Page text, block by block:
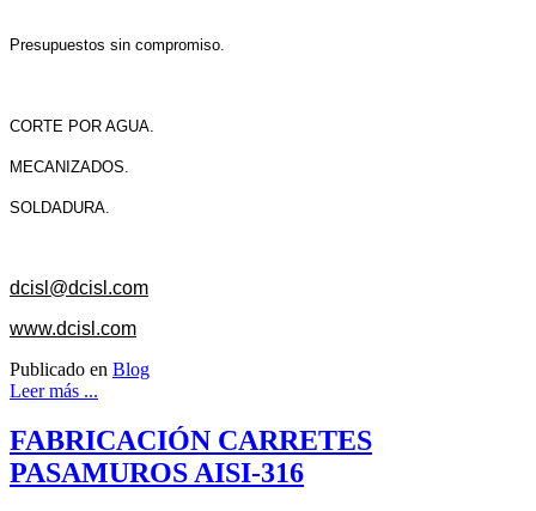
Presupuestos sin compromiso.
CORTE POR AGUA.
MECANIZADOS.
SOLDADURA.
dcisl@dcisl.com
www.dcisl.com
Publicado en Blog
Leer más ...
FABRICACIÓN CARRETES
PASAMUROS AISI-316